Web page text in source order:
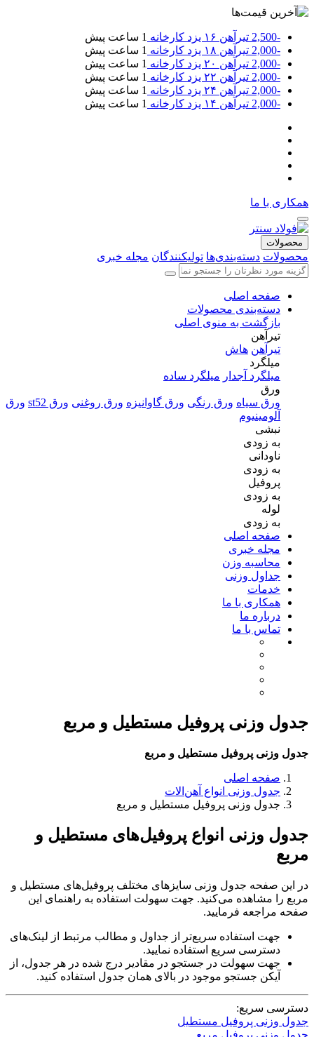
-2,500 تیرآهن ۱۶ یزد کارخانه
1 ساعت پیش
-2,000
تیرآهن ۱۸ یزد کارخانه
1 ساعت پیش
-2,000
تیرآهن ۲۰ یزد کارخانه
1 ساعت پیش
-2,000
تیرآهن ۲۲ یزد کارخانه
1 ساعت پیش
-2,000
تیرآهن ۲۴ یزد کارخانه
1 ساعت پیش
-2,000
تیرآهن ۱۴ یزد کارخانه 1 ساعت پیش
همکاری با ما
محصولات
محصولات دسته‌بندی‌ها تولیکنندگان مجله خبری
صفحه اصلی
دسته‌بندی محصولات
بازگشت به منوی اصلی
تیرآهن
تیرآهن هاش
میلگرد
میلگرد آجدار میلگرد ساده
ورق
ورق سیاه ورق رنگی ورق گاوانیزه ورق روغنی ورق st52
ورق
آلومینیوم
نبشی
به زودی
ناودانی
به زودی
پروفیل
به زودی
لوله
به زودی
صفحه اصلی
مجله خبری
محاسبه وزن
جداول وزنی
خدمات
همکاری با ما
درباره ما
تماس با ما
جدول وزنی پروفیل مستطیل و مربع
جدول وزنی پروفیل مستطیل و مربع
صفحه اصلی
جدول وزنی انواع آهن‌الات
جدول وزنی پروفیل مستطیل و مربع
جدول وزنی انواع پروفیل‌های مستطیل و
مربع
در این صفحه جدول وزنی سایزهای مختلف پروفیل‌های مستطیل و
مربع را مشاهده می‌کنید. جهت سهولت استفاده به راهنمای این
صفحه مراجعه فرمایید.
جهت استفاده سریع‌تر از جداول و مطالب مرتبط از لینک‌های
دسترسی سریع استفاده نمایید.
جهت سهولت در جستجو در مقادیر درج شده در هر جدول، از
آیکن جستجو موجود در بالای همان جدول استفاده کنید.
دسترسی سریع:
جدول وزنی پروفیل مستطیل
جدول وزنی پروفیل مربع